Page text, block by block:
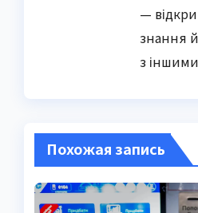
—
знання
з
Похожая запись